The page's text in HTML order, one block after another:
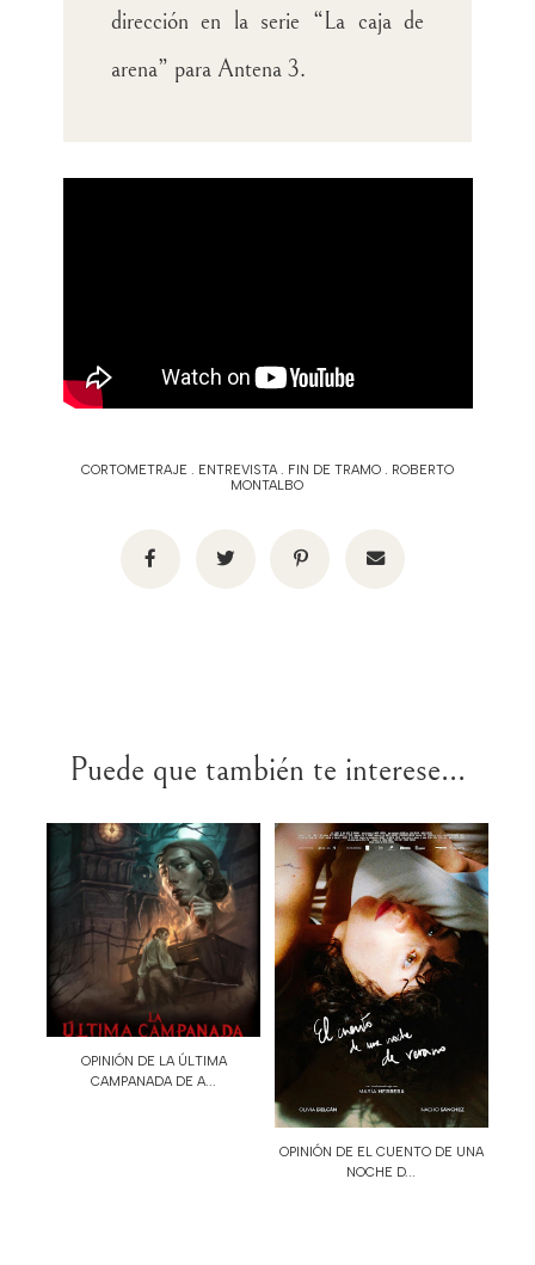
dirección en la serie “La caja de
arena” para Antena 3.
CORTOMETRAJE . ENTREVISTA. FIN DE TRAMO. ROBERTO
MONTALBO
Puede que también te interese...
OPINIÓN DE LA ÚLTIMA
CAMPANADA DE A...
OPINIÓN DE EL CUENTO DE UNA
NOCHE D...